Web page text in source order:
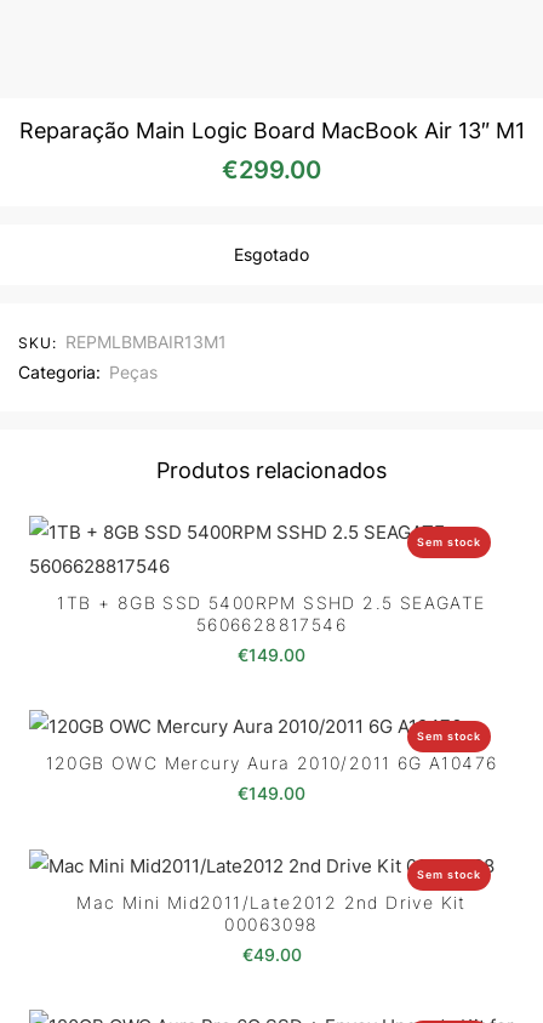
Reparação Main Logic Board MacBook Air 13″ M1
€299.00
Esgotado
SKU: REPMLBMBAIR13M1
Categoria: Peças
Produtos relacionados
Sem stock
1TB + 8GB SSD 5400RPM SSHD 2.5 SEAGATE
5606628817546
€149.00
Sem stock
120GB OWC Mercury Aura 2010/2011 6G A10476
€149.00
Sem stock
Mac Mini Mid2011/Late2012 2nd Drive Kit
00063098
€49.00